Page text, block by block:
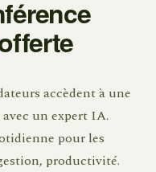
accèdent à une
un expert IA.
pour les
productivité.